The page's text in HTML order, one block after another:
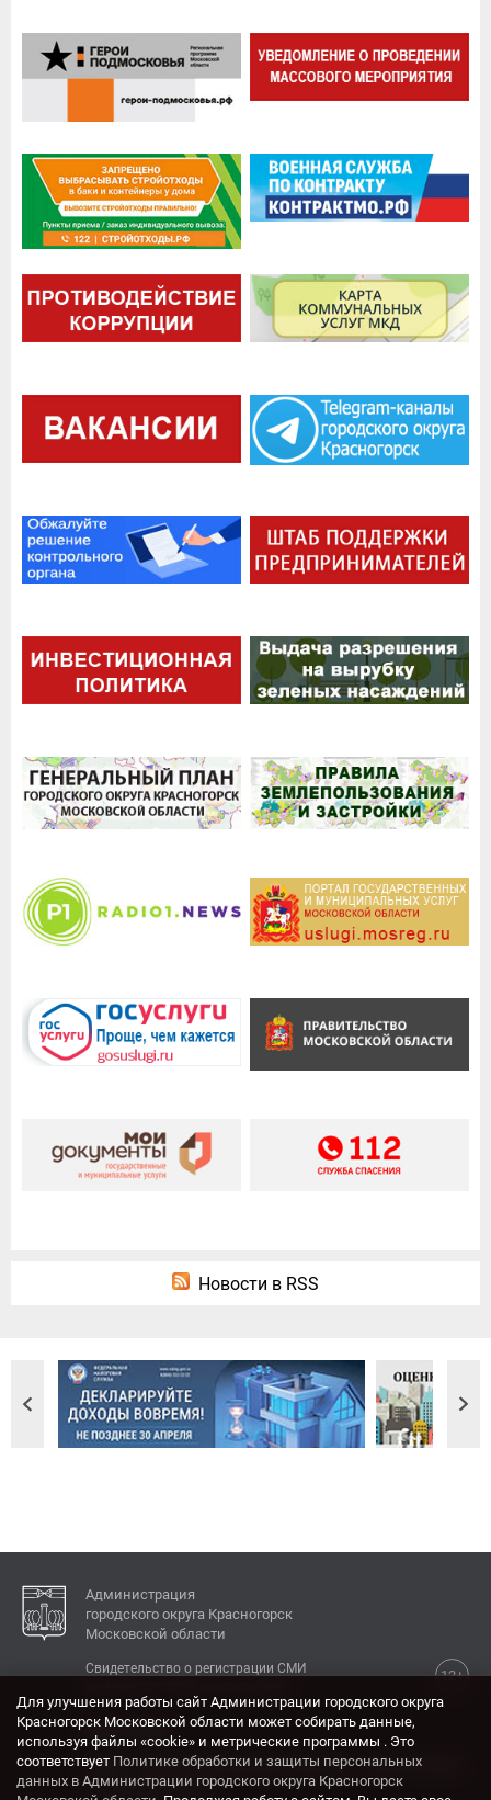
Новости в RSS
Администрация
городского округа Красногорск
Московской области
12+
Свидетельство о регистрации СМИ
КОНТАКТЫ
Адрес: 143404, Московская область, г. Красногорск,
ул. Ленина, дом 4.
Для улучшения работы сайт Администрации городского округа
Красногорск Московской области может собирать данные,
используя файлы «cookie» и метрические программы . Это
соответствует Политике обработки и защиты персональных
данных в Администрации городского округа Красногорск